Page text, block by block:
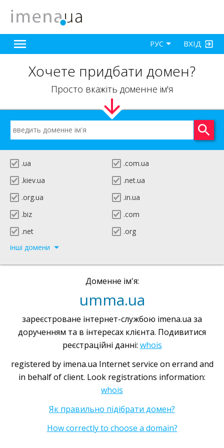
ВХІД
РУС
Хочете придбати домен?
Просто вкажіть доменне ім'я
.ua
.com.ua
.kiev.ua
.net.ua
.org.ua
.in.ua
.biz
.com
.net
.org
інші домени
Доменне ім'я:
umma.ua
зареєстроване інтернет-службою imena.ua за
дорученням та в інтересах клієнта. Подивитися
реєстраційні данні: whois
registered by imena.ua Internet service on errand and
in behalf of client. Look registrations information:
whois
Як правильно підібрати домен?
How correctly to choose a domain?